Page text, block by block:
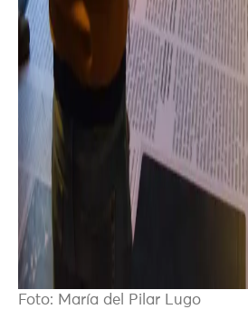
Foto: María del Pilar Lugo